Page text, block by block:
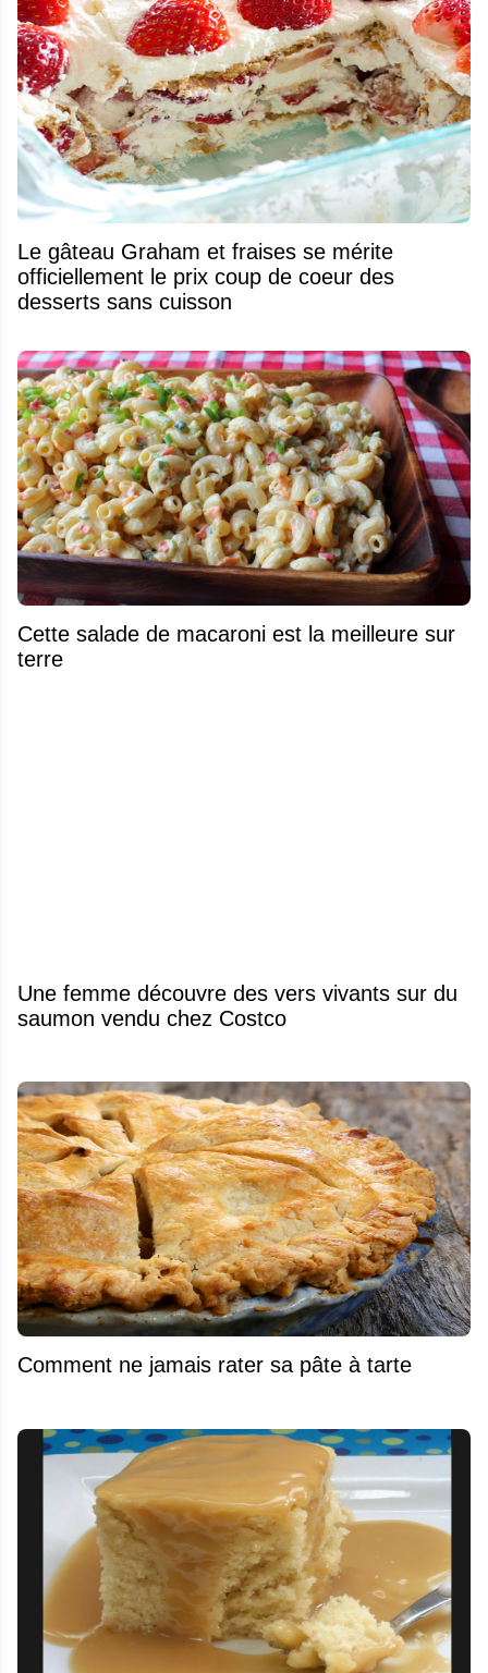
Le gâteau Graham et fraises se mérite
officiellement le prix coup de coeur des
desserts sans cuisson
Cette salade de macaroni est la meilleure sur
terre
Une femme découvre des vers vivants sur du
saumon vendu chez Costco
Comment ne jamais rater sa pâte à tarte